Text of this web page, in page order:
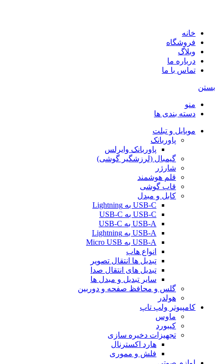
خانه
فروشگاه
وبلاگ
درباره ما
تماس با ما
بستن
منو
دسته بندی ها
موبایل و تبلت
پاوربانک
پاوربانک وایرلس
گیمبال (لرزشگیر گوشی)
شارژر
قلم هوشمند
قاب گوشی
کابل و مبدل
USB-C به Lightning
USB-C به USB-C
USB-A به USB-C
USB-A به Lightning
USB-A به Micro USB
انواع هاب
تبدیل ها انتقال تصویر
تبدیل های انتقال صدا
سایر تبدیل و مبدل ها
گلس و محافظ صفحه و دوربین
هولدر
کامپیوتر ولپ تاپ
ماوس
کیبورد
تجهیزات دخیره سازی
هارد اکسترنال
فلش و مموری